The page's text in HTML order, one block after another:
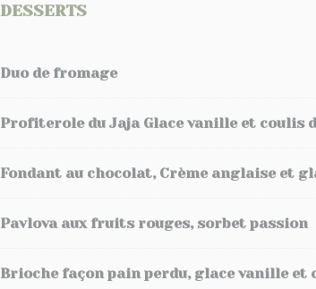
DESSERTS
Duo de fromage
Profiterole du Jaja Glace vanille et coulis
Fondant au chocolat, Crème anglaise et
Pavlova aux fruits rouges, sorbet passion
Brioche façon pain perdu, glace vanille et